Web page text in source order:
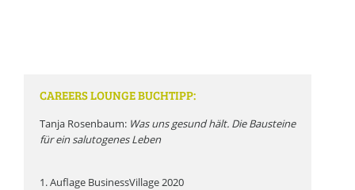
CAREERS LOUNGE BUCHTIPP:
Tanja Rosenbaum: Was uns gesund hält. Die Bausteine
für ein salutogenes Leben
1. Auflage BusinessVillage 2020